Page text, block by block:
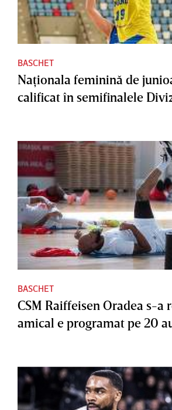
BASCHET
Naţionala feminină de
calificat în semifinalele
BASCHET
CSM Raiffeisen Oradea s-a
amical e programat pe 20